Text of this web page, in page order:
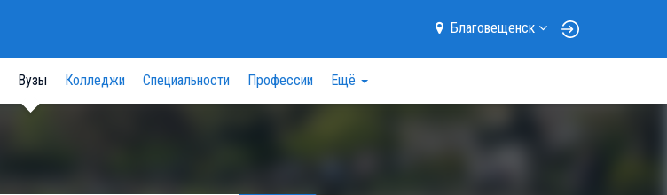
Благовещенск
Вузы Колледжи Специальности Профессии Ещё